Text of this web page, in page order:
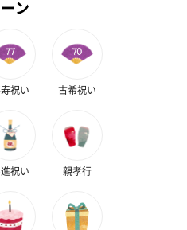
エロー）（748円）
ン
祝い 古希祝い
祝い 親孝行